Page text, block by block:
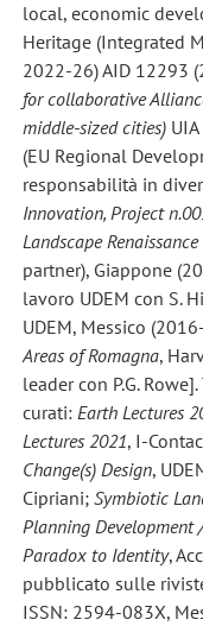
local, economic
Heritage (Integrated
2022-26) AID 12293
for collaborative
middle-sized cities)UIA
(EU Regional
responsabilità in
Innovation, Project
Landscape
partner), Giappone
lavoro UDEM con S.
UDEM, Messico
Areas of Romagna,
leader con P.G.
curati: Earth Lectures
Lectures 2021, I-
Change(s) Design,
Cipriani; Symbiotic
Planning Development
Paradox to Identity,
pubblicato sulle
ISSN: 2594-083X,